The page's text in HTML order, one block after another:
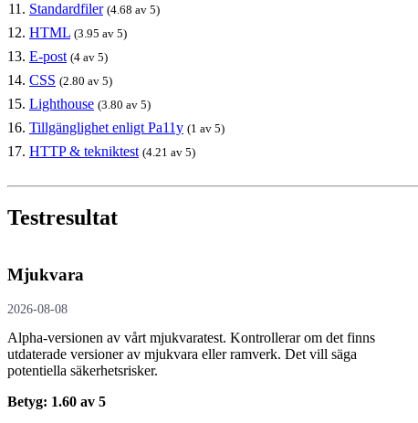
Standardfiler (4.68 av 5)
HTML (3.95 av 5)
E-post (4 av 5)
CSS (2.80 av 5)
Lighthouse (3.80 av 5)
Tillgänglighet enligt Pa11y (1 av 5)
HTTP & tekniktest (4.21 av 5)
Testresultat
Mjukvara
2026-08-08
Alpha-versionen av vårt mjukvaratest. Kontrollerar om det finns
utdaterade versioner av mjukvara eller ramverk. Det vill säga
potentiella säkerhetsrisker.
Betyg: 1.60 av 5